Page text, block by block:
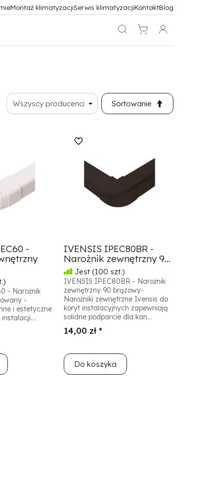
Montaż klimatyzacjiSerwis klimatyzacjiKontaktBlog
Sortowanie
-
- Narożnik
-
i estetyczne
IVENSIS IPEC80BR -
Narożnik zewnętrzny 9...
Jest (100 szt.)
IVENSIS IPEC80BR - Narożnik
zewnętrzny 90 brązowy-
Narożniki zewnętrzne Ivensis do
koryt instalacyjnych zapewniają
solidne podparcie dla kan...
14,00 zł *
Do koszyka